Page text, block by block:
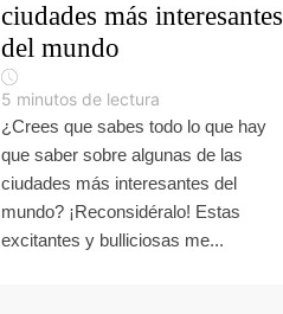
ciudades más interesantes
del mundo
5 minutos de lectura
¿Crees que sabes todo lo que hay
que saber sobre algunas de las
ciudades más interesantes del
mundo? ¡Reconsidéralo! Estas
excitantes y bulliciosas me...